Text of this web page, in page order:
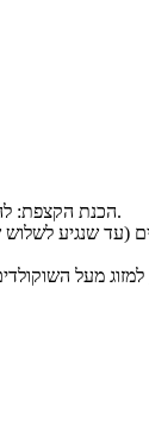
הכנת הקצפת: להקציף בקערה את השמנת המתוקה, החלב, אינסטנט הפודינג ואבקת הסוכר עד למרקם יציב . לתוך הקצפת המוכנה לקפל את פצפוצי השוקולד.